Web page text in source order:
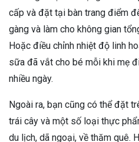
cấp và đặt tại bàn trang điểm
gàng và làm cho không gian
Hoặc điều chỉnh nhiệt độ linh
sữa đã vắt cho bé mỗi khi mẹ
nhiều ngày.
Ngoài ra, bạn cũng có thể đặt
trái cây và một số loại thực
du lịch, dã ngoại, về thăm quê.